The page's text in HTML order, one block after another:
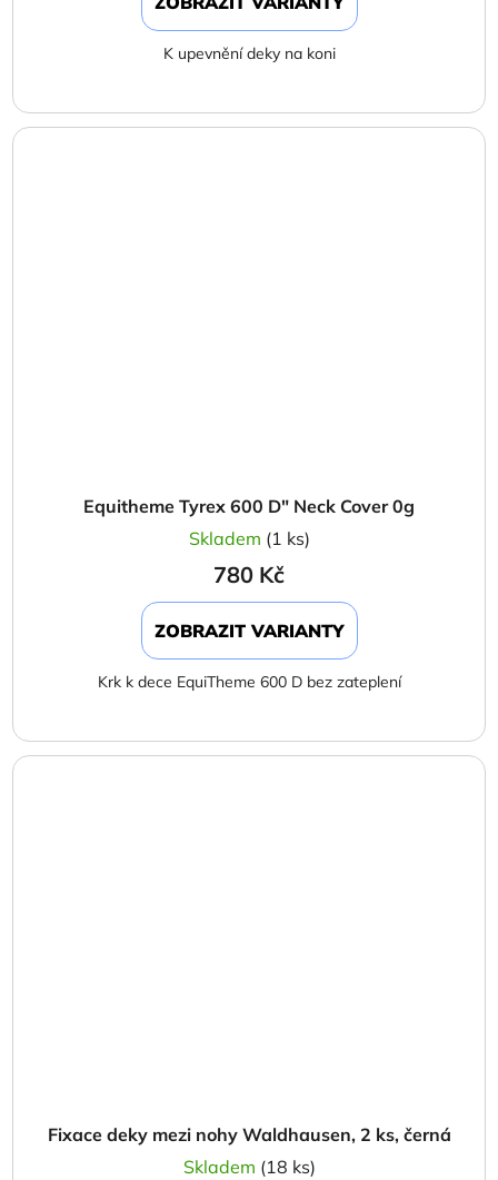
K upevnění deky na koni
Equitheme Tyrex 600 D" Neck Cover 0g
Skladem (1 ks)
780 Kč
ZOBRAZIT VARIANTY
Krk k dece EquiTheme 600 D bez zateplení
Fixace deky mezi nohy Waldhausen, 2 ks, černá
Skladem (18 ks)